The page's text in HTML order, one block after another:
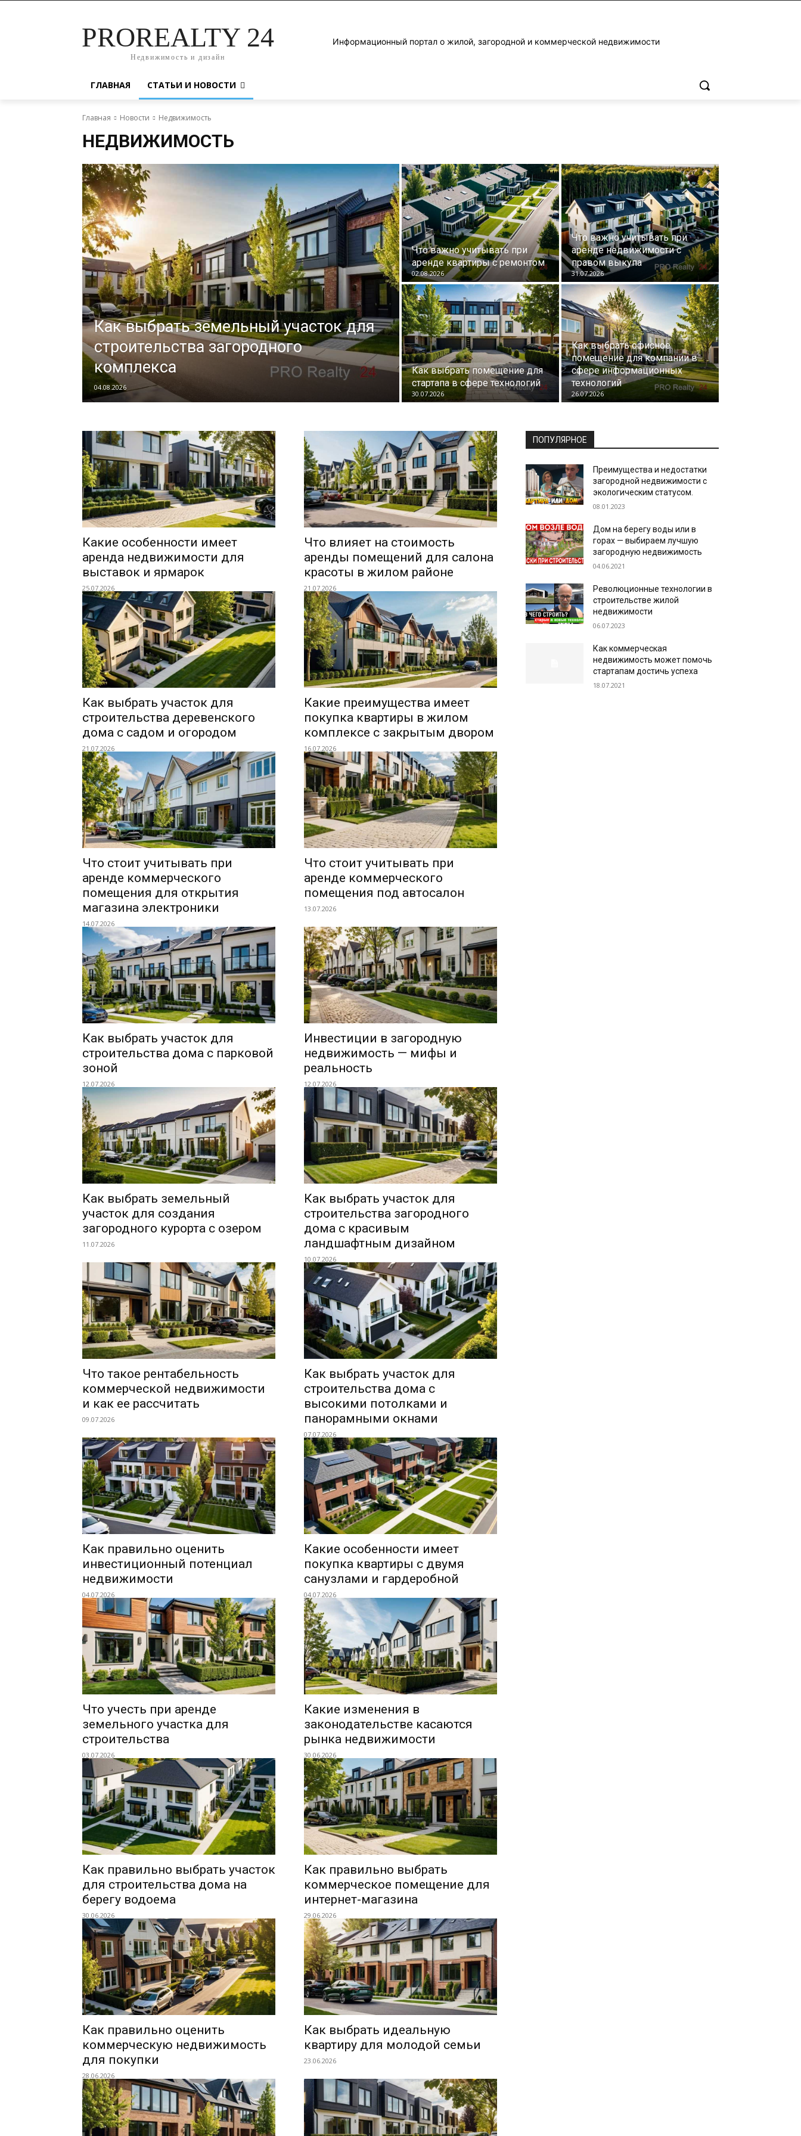
PROREALTY 24
Недвижимость и дизайн
Информационный портал о жилой, загородной и коммерческой недвижимости
ГЛАВНАЯ СТАТЬИ И НОВОСТИ
Главная Новости Недвижимость
НЕДВИЖИМОСТЬ
Как выбрать земельный участок для
строительства загородного
комплекса
04.08.2026
Что важно учитывать при
аренде квартиры с ремонтом
02.08.2026
Что важно учитывать при
аренде недвижимости с
правом выкупа
31.07.2026
Как выбрать помещение для
стартапа в сфере технологий
30.07.2026
Как выбрать офисное
помещение для компании в
сфере информационных
технологий
26.07.2026
Какие особенности имеет
аренда недвижимости для
выставок и ярмарок
25.07.2026
Что влияет на стоимость
аренды помещений для салона
красоты в жилом районе
21.07.2026
Как выбрать участок для
строительства деревенского
дома с садом и огородом
21.07.2026
Какие преимущества имеет
покупка квартиры в жилом
комплексе с закрытым двором
16.07.2026
Что стоит учитывать при
аренде коммерческого
помещения для открытия
магазина электроники
14.07.2026
Что стоит учитывать при
аренде коммерческого
помещения под автосалон
13.07.2026
Как выбрать участок для
строительства дома с парковой
зоной
12.07.2026
Инвестиции в загородную
недвижимость — мифы и
реальность
12.07.2026
Как выбрать земельный
участок для создания
загородного курорта с озером
11.07.2026
Как выбрать участок для
строительства загородного
дома с красивым
ландшафтным дизайном
10.07.2026
Что такое рентабельность
коммерческой недвижимости
и как ее рассчитать
09.07.2026
Как выбрать участок для
строительства дома с
высокими потолками и
панорамными окнами
07.07.2026
Как правильно оценить
инвестиционный потенциал
недвижимости
04.07.2026
Какие особенности имеет
покупка квартиры с двумя
санузлами и гардеробной
04.07.2026
Что учесть при аренде
земельного участка для
строительства
03.07.2026
Какие изменения в
законодательстве касаются
рынка недвижимости
30.06.2026
Как правильно выбрать участок
для строительства дома на
берегу водоема
30.06.2026
Как правильно выбрать
коммерческое помещение для
интернет-магазина
29.06.2026
Как правильно оценить
коммерческую недвижимость
для покупки
28.06.2026
Как выбрать идеальную
квартиру для молодой семьи
23.06.2026
ПОПУЛЯРНОЕ
Преимущества и недостатки
загородной недвижимости с
экологическим статусом.
08.01.2023
Дом на берегу воды или в
горах — выбираем лучшую
загородную недвижимость
04.06.2021
Революционные технологии в
строительстве жилой
недвижимости
06.07.2023
Как коммерческая
недвижимость может помочь
стартапам достичь успеха
18.07.2021